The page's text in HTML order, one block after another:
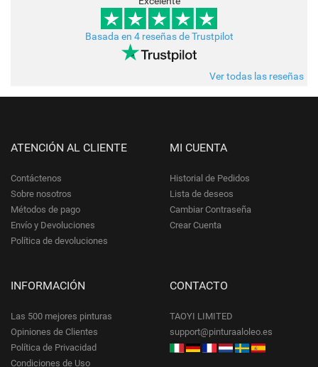
Basada en 4 reseñas de Trustpilot
Ver todas las reseñas
ATENCIÓN AL CLIENTE
Contáctenos
Sobre nosotros
Métodos de pago
Envío y Devoluciones
Política de devoluciones
MI CUENTA
Historial de Pedidos
Lista de deseos
Cambiar Contraseña
Crear Cuenta
INFORMACIÓN
Las 500 mejores pinturas
Opiniones de Clientes
Política de Privacidad
Condiciones de Uso
CONTACTO
TAOYI LIMITED
support@pinturaaloleo.es